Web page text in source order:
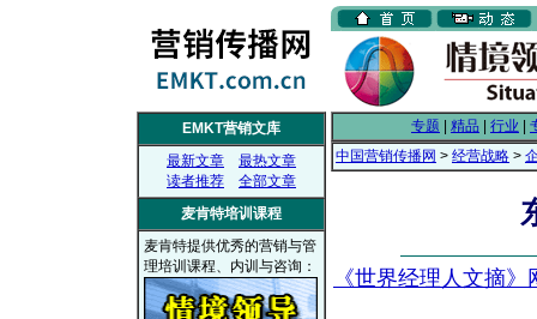
EMKT营销文库
最新文章
最热文章
读者推荐
全部文章
麦肯特培训课程
麦肯特提供优秀的营销与管
理培训课程、内训与咨询：
专题 精品 行业
中国营销传播网 > 经营战略 >
《世界经理人文摘》